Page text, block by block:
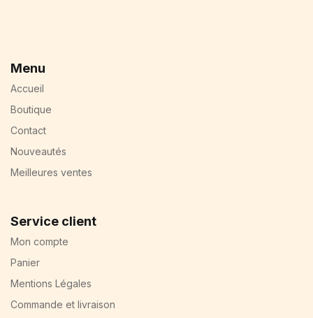
Menu
Accueil
Boutique
Contact
Nouveautés
Meilleures ventes
Service client
Mon compte
Panier
Mentions Légales
Commande et livraison